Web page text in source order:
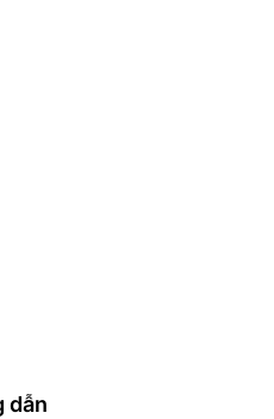
dẫn